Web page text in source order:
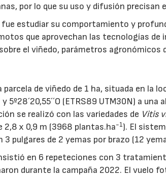
por lo que su uso y difusión precisan
estudiar su comportamiento y
que aprovechan las tecnologías de
el viñedo, parámetros agronómicos
de viñedo de 1 ha, situada en la
y 5º28´20,55´´O (ETRS89 UTM30N) a
se realizó con las variedades de Vitis
2,8 x 0,9 m (3968 plantas.ha-1). El
pulgares de 2 yemas por brazo (12
en 6 repeteciones con 3
durante la campaña 2022. El vuelo